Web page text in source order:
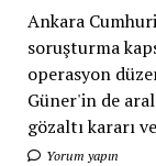
Ankara
soruşturma
operasyon
Güner'in de
gözaltı kararı
Yorum yapın